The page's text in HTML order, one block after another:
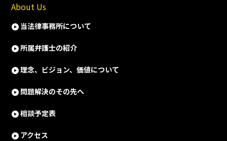
About Us
当法律事務所について
所属弁護士の紹介
理念、ビジョン、価値について
問題解決のその先へ
相談予定表
アクセス